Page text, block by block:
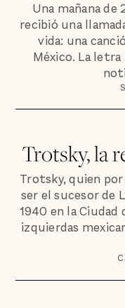
Una mañana
recibió una
vida: una
México. La letra
Trotsky, la
Trotsky, quien
ser el sucesor de
1940 en la Ciudad
izquierdas